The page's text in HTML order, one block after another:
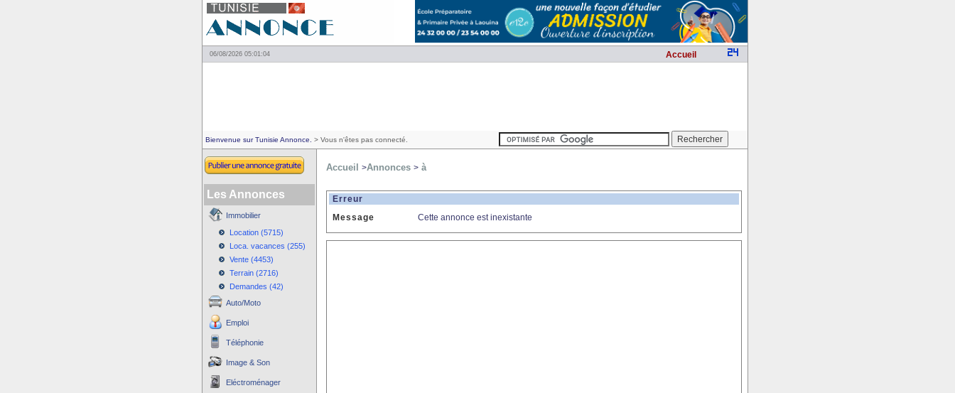
06/08/2026 05:01:04 Accueil
Bienvenue sur Tunisie Annonce. > Vous n'êtes pas connecté.
Les Annonces
Immobilier
Location (5715)
Loca. vacances (255)
Vente (4453)
Terrain (2716)
Demandes (42)
Auto/Moto
Emploi
Téléphonie
Image & Son
Eléctroménager
Accueil >Annonces >à
Erreur
Message
Cette annonce est inexistante